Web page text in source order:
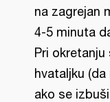
na zagrejan
4-5 minuta
Pri
hvataljku
ako se